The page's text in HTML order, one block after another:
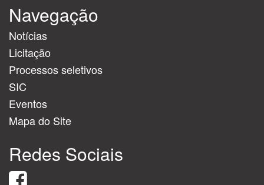
Navegação
Notícias
Licitação
Processos seletivos
SIC
Eventos
Mapa do Site
Redes Sociais